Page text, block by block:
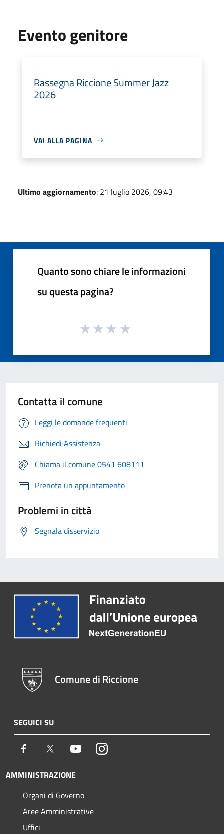
Evento genitore
Rassegna Riccione Summer Jazz
2026
VAI ALLA PAGINA
Ultimo aggiornamento: 21 luglio 2026, 09:43
Quanto sono chiare le informazioni
su questa pagina?
Contatta il comune
Leggi le domande frequenti
Richiedi Assistenza
Chiama il comune 0541 608111
Prenota un appuntamento
Problemi in città
Segnala disservizio
Comune di Riccione
SEGUICI SU
Facebook Twitter YoutubeInstagram
AMMINISTRAZIONE
Organi di Governo
Aree Amministrative
Uffici